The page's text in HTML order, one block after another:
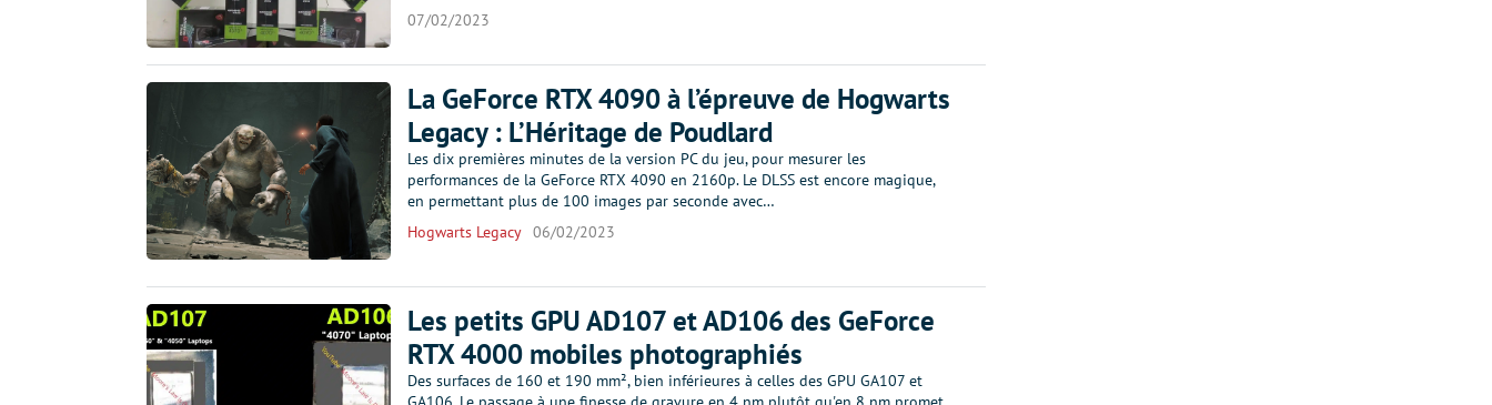
07/02/2023
La GeForce RTX 4090 à l’épreuve de Hogwarts
Legacy : L’Héritage de Poudlard
Les dix premières minutes de la version PC du jeu, pour mesurer les
performances de la GeForce RTX 4090 en 2160p. Le DLSS est encore magique,
en permettant plus de 100 images par seconde avec…
Hogwarts Legacy 06/02/2023
Les petits GPU AD107 et AD106 des GeForce
RTX 4000 mobiles photographiés
Des surfaces de 160 et 190 mm², bien inférieures à celles des GPU GA107 et